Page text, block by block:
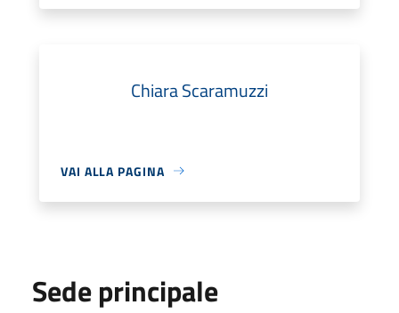
Chiara Scaramuzzi
VAI ALLA PAGINA
Sede principale